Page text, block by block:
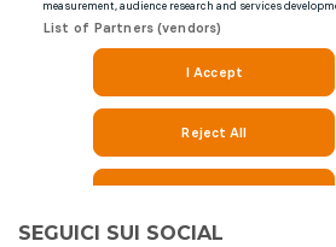
SEGUICI SUI SOCIAL